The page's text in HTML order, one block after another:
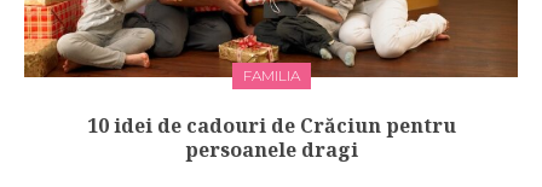
FAMILIA
10 idei de cadouri de Crăciun pentru
persoanele dragi